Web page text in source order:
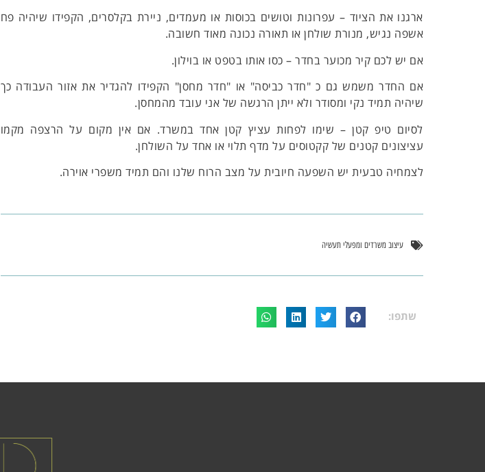
​ארגנו את הציוד – עפרונות וטושים בכוסות או מעמדים, ניירת בקלסרים, הקפידו שיהיה פח
אשפה נגיש, מנורת שולחן או תאורה נכונה מאוד חשובה.
אם יש לכם קיר מכוער בחדר – כסו אותו בטפט או בוילון.
אם החדר משמש גם כ "חדר כביסה" או "חדר מחסן" הקפידו להגדיר את אזור העבודה כך
שיהיה תמיד נקי ומסודר ולא ייתן הרגשה של אני עובד מהמחסן.
לסיום טיפ קטן – שימו לפחות עציץ קטן אחד במשרד. אם אין מקום על הרצפה מקמו
עציצונים קטנים של קקטוסים על מדף תלוי או אחד על השולחן.
לצמחיה טבעית יש השפעה חיובית על מצב הרוח שלנו והם תמיד משפרי אוירה.
עיצוב משרדים ומפעלי תעשיה
שתפו: